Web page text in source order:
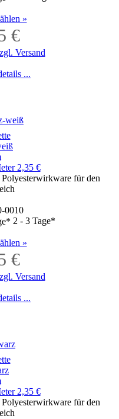
»
€
Versand
...
2,35 €
für den
0010
2 - 3 Tage*
»
€
Versand
...
2,35 €
für den